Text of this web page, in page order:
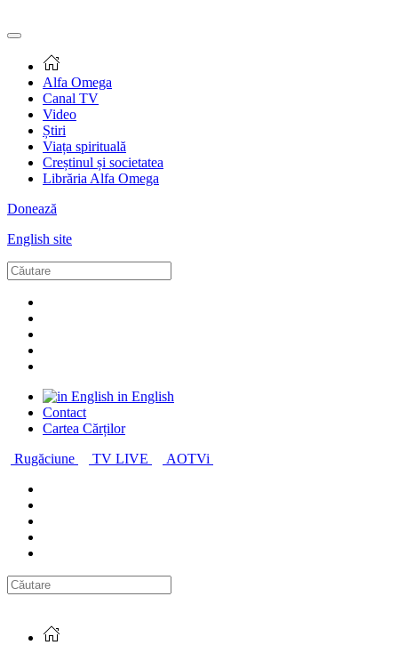
Alfa Omega
Canal TV
Video
Știri
Viața spirituală
Creștinul și societatea
Librăria Alfa Omega
Donează
English site
in English
Contact
Cartea Cărților
Rugăciune
TV LIVE AOTVi